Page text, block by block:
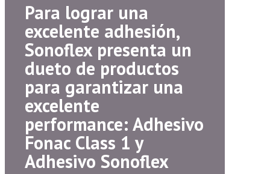
Para lograr una
excelente adhesión,
Sonoflex presenta un
dueto de productos
para garantizar una
excelente
performance: Adhesivo
Fonac Class 1 y
Adhesivo Sonoflex